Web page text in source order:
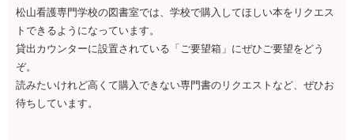
松山看護専門学校の図書室では、学校で購入してほしい本をリクエス
トできるようになっています。
貸出カウンターに設置されている「ご要望箱」にぜひご要望をどう
ぞ。
読みたいけれど高くて購入できない専門書のリクエストなど、ぜひお
待ちしています。